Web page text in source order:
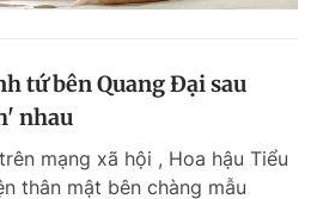
tứ bên Quang Đại sau
nhau
mạng xã hội , Hoa hậu Tiểu
thân mật bên chàng mẫu